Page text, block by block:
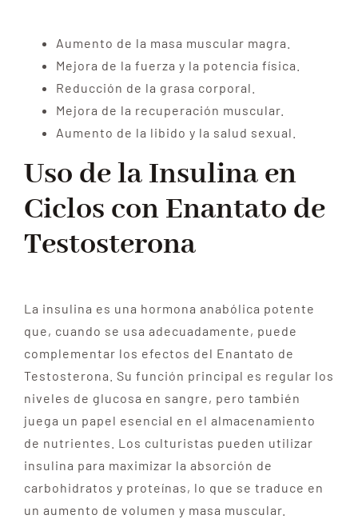
Aumento de la masa muscular magra.
Mejora de la fuerza y la potencia física.
Reducción de la grasa corporal.
Mejora de la recuperación muscular.
Aumento de la libido y la salud sexual.
Uso de la Insulina en
Ciclos con Enantato de
Testosterona
La insulina es una hormona anabólica potente
que, cuando se usa adecuadamente, puede
complementar los efectos del Enantato de
Testosterona. Su función principal es regular los
niveles de glucosa en sangre, pero también
juega un papel esencial en el almacenamiento
de nutrientes. Los culturistas pueden utilizar
insulina para maximizar la absorción de
carbohidratos y proteínas, lo que se traduce en
un aumento de volumen y masa muscular.